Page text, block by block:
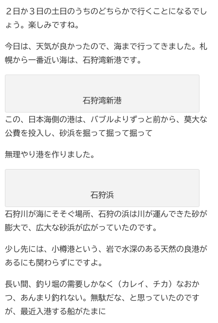
２日か３日の土日のうちのどちらかで行くことになるでし
ょう。楽しみですね。
今日は、天気が良かったので、海まで行ってきました。札
幌から一番近い海は、石狩湾新港です。
石狩湾新港
この、日本海側の港は、バブルよりずっと前から、莫大な
公費を投入し、砂浜を掘って掘って掘って
無理やり港を作りました。
石狩浜
石狩川が海にそそぐ場所、石狩の浜は川が運んできた砂が
膨大で、広大な砂浜が広がっていたのです。
少し先には、小樽港という、岩で水深のある天然の良港が
あるにも関わらずにですよ。
長い間、釣り堀の需要しかなく（カレイ、チカ）なおか
つ、あんまり釣れない。無駄だな、と思っていたのです
が、最近入港する船がたまに